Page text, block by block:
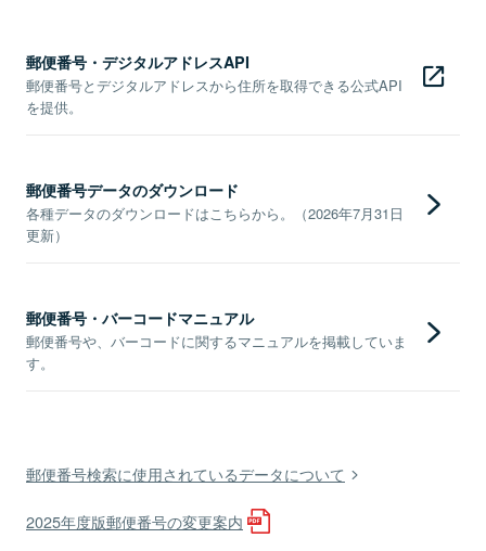
郵便番号・デジタルアドレスAPI
郵便番号とデジタルアドレスから住所を取得できる公式API
を提供。
郵便番号データのダウンロード
各種データのダウンロードはこちらから。（2026年7月31日
更新）
郵便番号・バーコードマニュアル
郵便番号や、バーコードに関するマニュアルを掲載していま
す。
郵便番号検索に使用されているデータについて
2025年度版郵便番号の変更案内